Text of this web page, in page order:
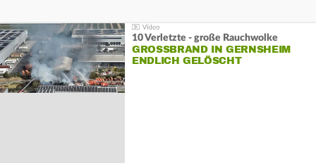
10 Verletzte - große Rauchwolke
GROSSBRAND IN GERNSHEIM E
NDLICH GELÖSCHT